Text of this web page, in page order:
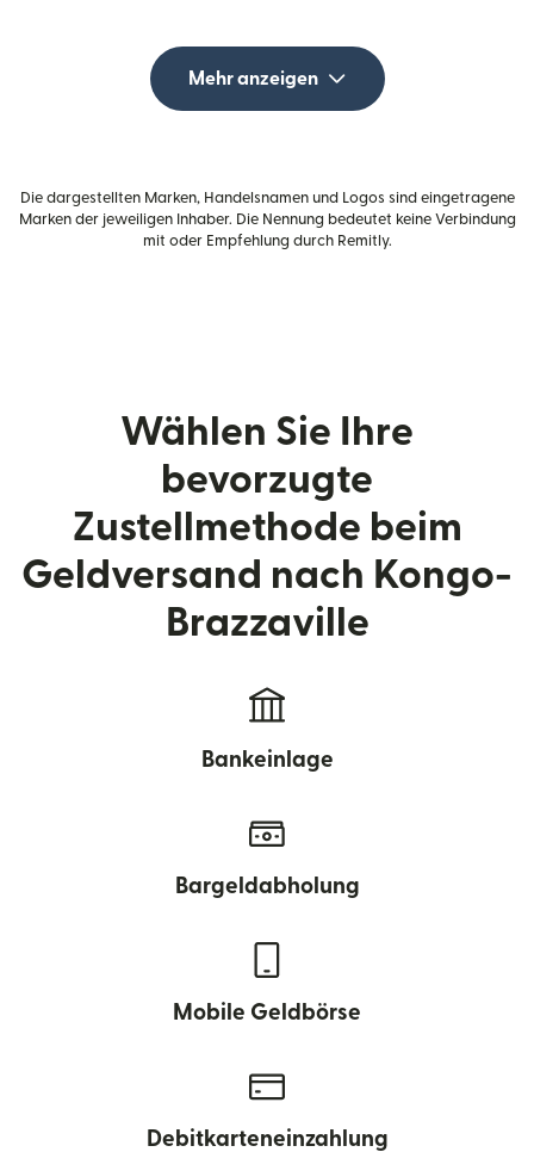
Mehr anzeigen
Die dargestellten Marken, Handelsnamen und Logos sind eingetragene
Marken der jeweiligen Inhaber. Die Nennung bedeutet keine Verbindung
mit oder Empfehlung durch Remitly.
Wählen Sie Ihre
bevorzugte
Zustellmethode beim
Geldversand nach Kongo-
Brazzaville
Bankeinlage
Bargeldabholung
Mobile Geldbörse
Debitkarteneinzahlung